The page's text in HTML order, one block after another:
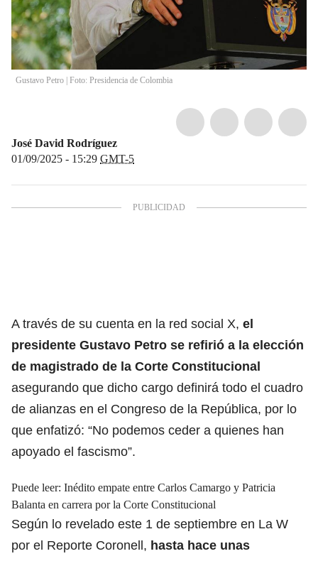
Gustavo Petro | Foto: Presidencia de Colombia
José David Rodríguez
01/09/2025 - 15:29 GMT-5
A través de su cuenta en la red social X, el
presidente Gustavo Petro se refirió a la elección
de magistrado de la Corte Constitucional
asegurando que dicho cargo definirá todo el cuadro
de alianzas en el Congreso de la República, por lo
que enfatizó: “No podemos ceder a quienes han
apoyado el fascismo”.
Puede leer: Inédito empate entre Carlos Camargo y Patricia
Balanta en carrera por la Corte Constitucional
Según lo revelado este 1 de septiembre en La W
por el Reporte Coronell, hasta hace unas